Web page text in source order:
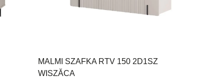
MALMI SZAFKA RTV 150 2D1SZ
WISZĂCA